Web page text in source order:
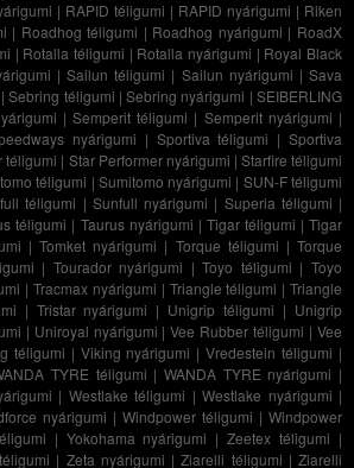
| RAPID téligumi | RAPID nyárigumi | Riken
| Roadhog téligumi | Roadhog nyárigumi | RoadX
| Rotalla téligumi | Rotalla nyárigumi | Royal Black
|Sailun téligumi | Sailun nyárigumi |Sava
|Sebring téligumi |Sebring nyárigumi |SEIBERLING
|Semperit téligumi | Semperit nyárigumi |
nyárigumi | Sportiva téligumi |Sportiva
téligumi | Star Performer nyárigumi | Starfire téligumi
téligumi | Sumitomo nyárigumi | SUN-F téligumi
téligumi | Sunfull nyárigumi | Superia téligumi |
téligumi | Taurus nyárigumi | Tigar téligumi |Tigar
| Tomket nyárigumi | Torque téligumi |Torque
| Tourador nyárigumi |Toyo téligumi |Toyo
|Tracmax nyárigumi | Triangle téligumi |Triangle
| Tristar nyárigumi | Unigrip téligumi | Unigrip
| Uniroyal nyárigumi |Vee Rubber téligumi |Vee
téligumi | Viking nyárigumi |Vredestein téligumi |
TYRE téligumi | WANDA TYRE nyárigumi |
| Westlake téligumi |Westlake nyárigumi |
nyárigumi | Windpower téligumi | Windpower
| Yokohama nyárigumi |Zeetex téligumi |
| Zeta nyárigumi |Ziarelli téligumi | Ziarelli